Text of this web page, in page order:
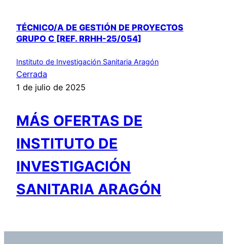
TÉCNICO/A DE GESTIÓN DE PROYECTOS
GRUPO C [REF. RRHH-25/054]
Instituto de Investigación Sanitaria Aragón
Cerrada
1 de julio de 2025
MÁS OFERTAS DE
INSTITUTO DE
INVESTIGACIÓN
SANITARIA ARAGÓN